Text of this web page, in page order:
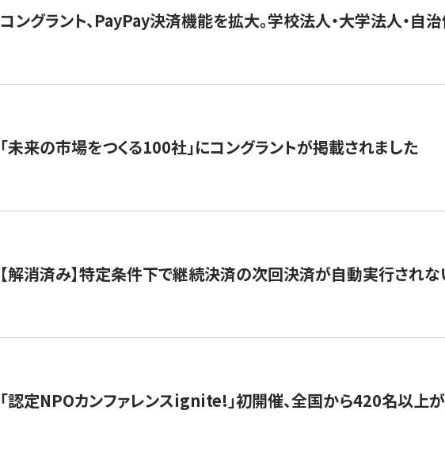
コングラント、PayPay決済機能を拡大。学校法人・大学法人・
「未来の市場をつくる100社」にコングラントが掲載されました
【解消済み】特定条件下で継続決済の次回決済が自動実行され
「認定NPOカンファレンスignite!」初開催、全国から420名以上